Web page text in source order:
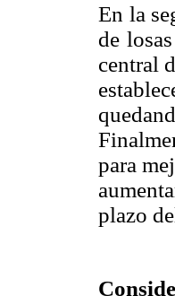
En la
de
central
para
plazo